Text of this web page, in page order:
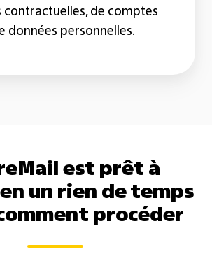
contractuelles, de comptes
données personnelles.
est prêt à
un rien de temps
procéder